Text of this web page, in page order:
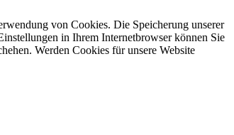
von Cookies. Die Speicherung unserer
in Ihrem Internetbrowser können Sie
Werden Cookies für unsere Website